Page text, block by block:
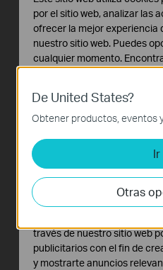
ajustar en diferentes
adaptarse a
funcionamiento.
pueden reemplazar
interiores o antenas
ofrecer una
amplia.
De United States?
Obtener productos, eventos
Ir
Otras
por el sitio web, analizar las
ofrecer la mejor experiencia
nuestro sitio web. Puedes
cualquier momento.
Cookies Básicas
Estas cookies son
del sitio web y no pueden
Cookies de Análisis y de
Las cookies de análisis nos
actividades en nuestro sitio
adaptar la funcionalidad del
través de nuestro sitio web
publicitarios con el fin de
y mostrarte anuncios